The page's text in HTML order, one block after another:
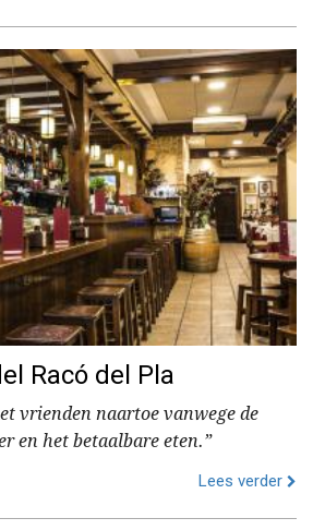
Racó del Pla
vrienden naartoe vanwege de
en het betaalbare eten.”
Lees verder